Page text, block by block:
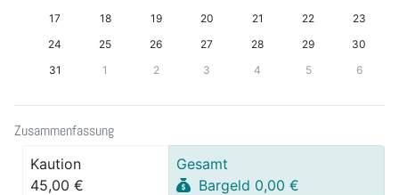
17
18 19 20 21 22
23
24
25 26 27 28 29
30
31
1 2 3 4 5 6
Zusammenfassung
Kaution
45,00 €
Gesamt
Bargeld 0,00 €